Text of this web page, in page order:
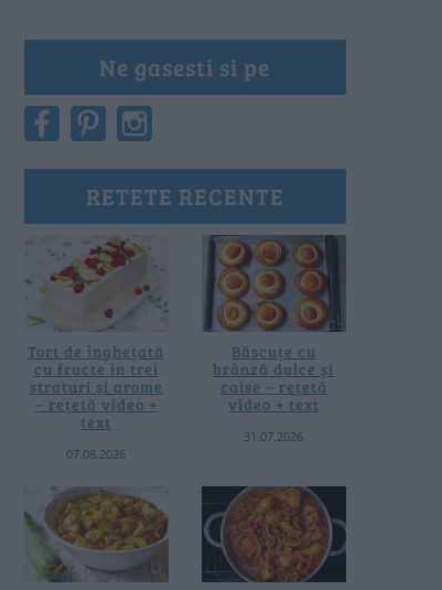
Ne gasesti si pe
RETETE RECENTE
Tort de înghețată
cu fructe în trei
straturi și arome
– rețetă video +
text
07.08.2026
Băscuțe cu
brânză dulce și
caise – rețetă
video + text
31.07.2026